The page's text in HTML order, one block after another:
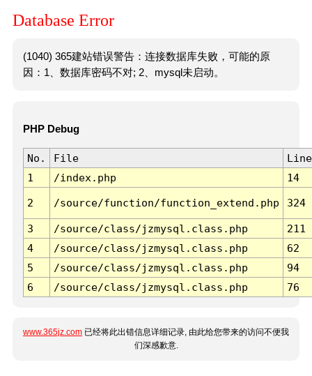
Database Error
(1040) 365建站错误警告：连接数据库失败，可能的原
因：1、数据库密码不对; 2、mysql未启动。
PHP Debug
No. File
Line
1
/index.php 14
2 /source/function/function_extend.php 324
3 /source/class/jzmysql.class.php
211
4
/source/class/jzmysql.class.php
62
5
/source/class/jzmysql.class.php
94
6
/source/class/jzmysql.class.php 76
www.365jz.com 已经将此出错信息详细记录, 由此给您带来的访问不便我
们深感歉意.